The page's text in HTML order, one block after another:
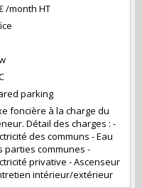
/month HT
parking
foncière à la charge du
Détail des charges : -
des communs - Eau
parties communes -
privative - Ascenseur
intérieur/extérieur